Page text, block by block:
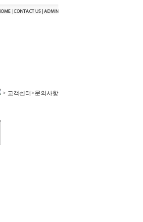
> 고객센터>문의사항